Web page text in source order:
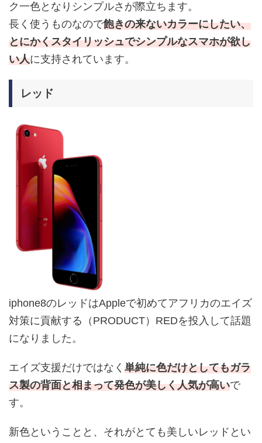
ク一色となりシンプルさが際立ちます。
長く使うものなので飽きの来ないカラーにしたい、
とにかくスタイリッシュでシンプルなスマホが欲し
い人に支持されています。
レッド
iphone8のレッドはAppleで初めてアフリカのエイズ
対策に貢献する（PRODUCT）REDを投入して話題
になりました。
エイズ支援だけではなく 単純に色だけとしてもガラ
ス製の背面と相まって発色が美しく人気が高いで
す。
新色ということと、それがとても美しいレッドとい